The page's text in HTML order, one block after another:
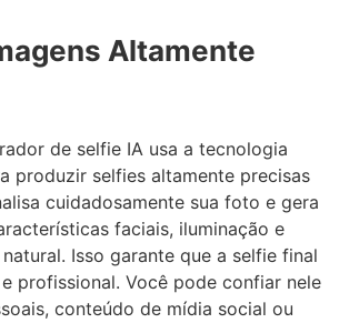
Altamente
de selfie IA usa a tecnologia
produzir selfies altamente precisas
cuidadosamente sua foto e gera
faciais, iluminação e
Isso garante que a selfie final
profissional. Você pode confiar nele
conteúdo de mídia social ou